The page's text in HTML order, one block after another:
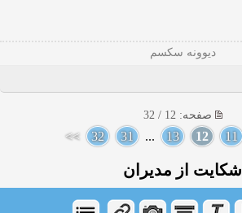
دیوونه سکسم
صفحه: 12 / 32
11
12
13
...
31
32
>>
شکایت از مدیران